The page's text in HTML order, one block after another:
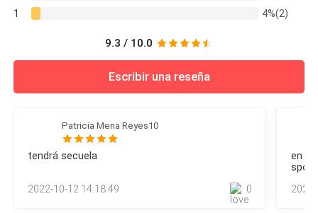
1
4%(2)
9.3 / 10.0
Escribir una reseña
Patricia Mena Reyes10
tendrá secuela
2022-10-12 14:18:49 0
en